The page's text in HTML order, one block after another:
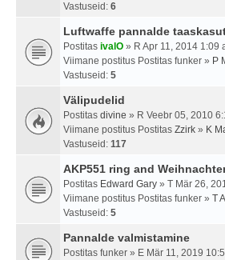
Vastuseid: 6
Luftwaffe pannalde
Postitas ivalO » R Apr 11, 2014 1:09
Viimane postitus Postitas funker » P
Vastuseid: 5
Välipudelid
Postitas divine » R Veebr 05, 2010
Viimane postitus Postitas Zzirk » K
Vastuseid: 117
AKP551 ring and
Postitas Edward Gary » T Mär 26,
Viimane postitus Postitas funker » T
Vastuseid: 5
Pannalde valmistamine
Postitas funker » E Mär 11, 2019